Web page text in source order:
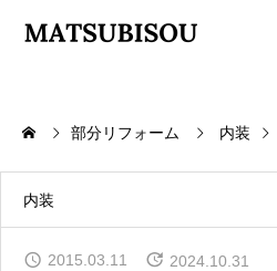
トップページ
WORKS
部分リフォーム 内装
内装
2015.03.11 2024.10.31